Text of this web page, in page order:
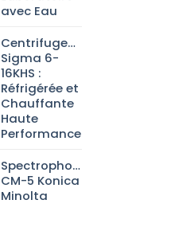
avec Eau
Centrifugeuse
Sigma 6-
16KHS :
Réfrigérée et
Chauffante
Haute
Performance
Spectrophotomètre
CM-5 Konica
Minolta